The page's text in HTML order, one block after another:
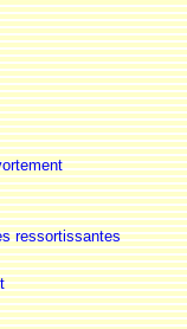
ressortissantes